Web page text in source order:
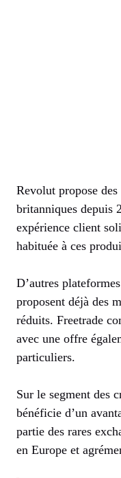
Revolut propose
britanniques depuis
expérience client
habituée à ces
D’autres
proposent déjà des
réduits. Freetrade
avec une offre
particuliers.
Sur le segment des
bénéficie d’un
partie des rares
en Europe et